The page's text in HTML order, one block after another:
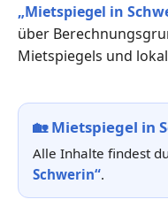
„Mietspiegel in
über
Mietspiegels und
🏡Mietspiegel in
Alle Inhalte findest
Schwerin“.